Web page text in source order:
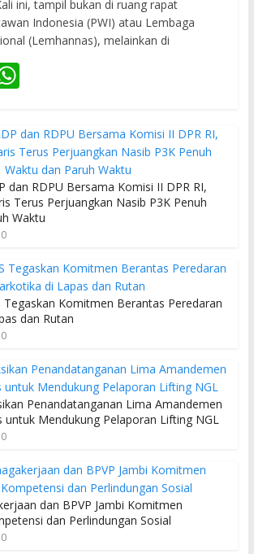
ini, tampil bukan di ruang rapat
Indonesia (PWI) atau Lembaga
(Lemhannas), melainkan di
W
at
s
A
p
p
dan RDPU Bersama Komisi II DPR RI,
Terus Perjuangkan Nasib P3K Penuh
Waktu
0
Tegaskan Komitmen Berantas Peredaran
dan Rutan
0
Penandatanganan Lima Amandemen
untuk Mendukung Pelaporan Lifting NGL
0
dan BPVP Jambi Komitmen
dan Perlindungan Sosial
0